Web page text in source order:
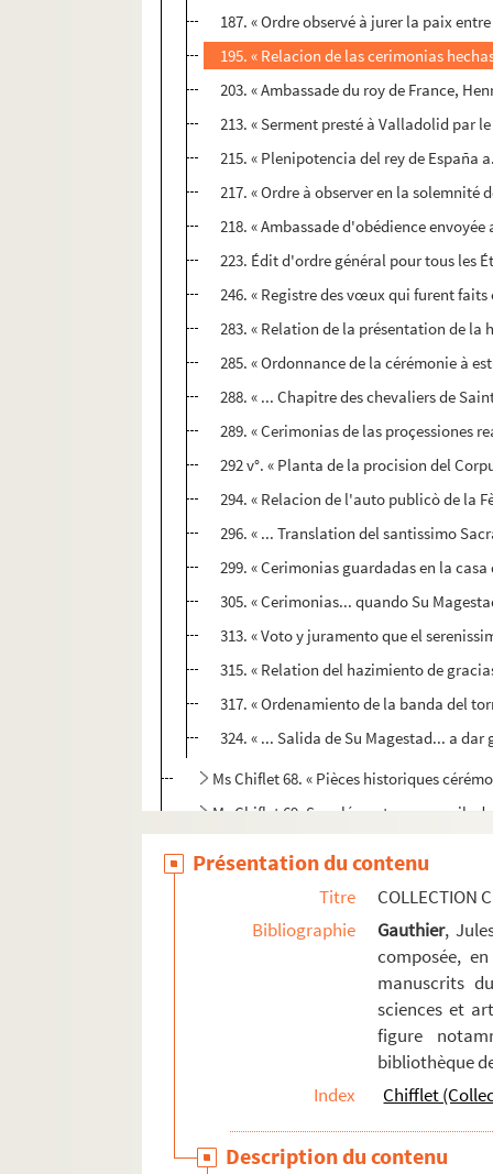
187. « Ordre observé à jurer la paix
195. « Relacion de las cerimonias
203. « Ambassade du roy de France,
213. « Serment presté à Valladolid par
215. « Plenipotencia del rey de España
217. « Ordre à observer en la
218. « Ambassade d'obédience
223. Édit d'ordre général pour tous les
246. « Registre des vœux qui furent
283. « Relation de la présentation de la
285. « Ordonnance de la cérémonie à
288. « ... Chapitre des chevaliers de
289. « Cerimonias de las proçessiones
292 v°. « Planta de la procision del
294. « Relacion de l'auto publicò de la
296. « ... Translation del santissimo
299. « Cerimonias guardadas en la
305. « Cerimonias... quando Su
313. « Voto y juramento que el
315. « Relation del hazimiento de
317. « Ordenamiento de la banda del
324. « ... Salida de Su Magestad... a
Ms Chiflet 68. « Pièces historiques
Ms Chiflet 69. Supplément aux recueils
Présentation du contenu
Titre
COLLECTION
Bibliographie
Gauthier,
composée,
manuscrits
sciences et
figure
bibliothèque
Index
Chifflet
Description du contenu